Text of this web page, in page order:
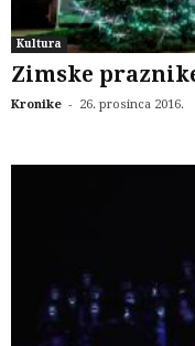
Kultura
Zimske
Kronike - 26. prosinca 2016.